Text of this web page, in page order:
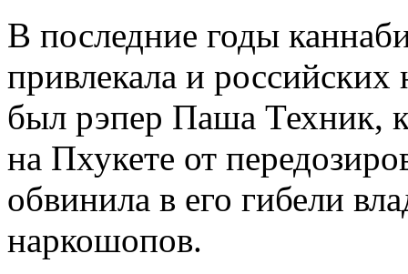
В последние годы
привлекала и
был рэпер Паша Техник,
на Пхукете от
обвинила в его гибели
наркошопов.